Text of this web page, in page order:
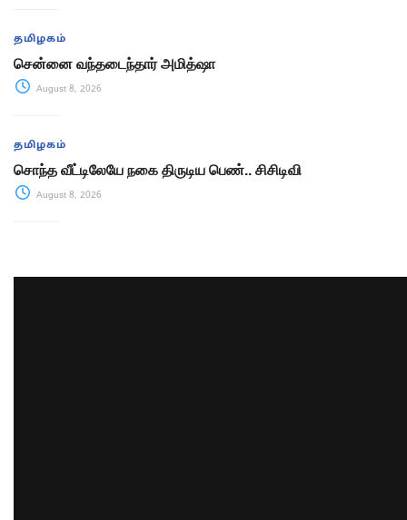
தமிழகம்
சென்னை வந்தடைந்தார் அமித்ஷா
August 8, 2026
தமிழகம்
சொந்த வீட்டிலேயே நகை திருடிய பெண்.. சிசிடிவி
August 8, 2026